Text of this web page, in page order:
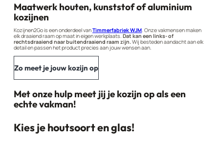
Maatwerk houten, kunststof of aluminium
kozijnen
Kozijnen2Go is een onderdeel vanTimmerfabriek WJM. Onze vakmensen maken
elk draaiend raam op maat in eigen werkplaats. Dat kan een links- of
rechtsdraaiend naar buitendraaiend raam zijn.Wij besteden aandacht aan elk
detail en passen het product precies aan jouw wensen aan.
Zo meet je jouw kozijn op
Met onze hulp meet jij je kozijn op als een
echte vakman!
Kies je houtsoort en glas!